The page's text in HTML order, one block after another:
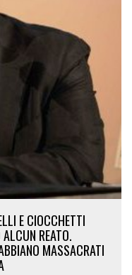
E CIOCCHETTI
REATO.
MASSACRATI